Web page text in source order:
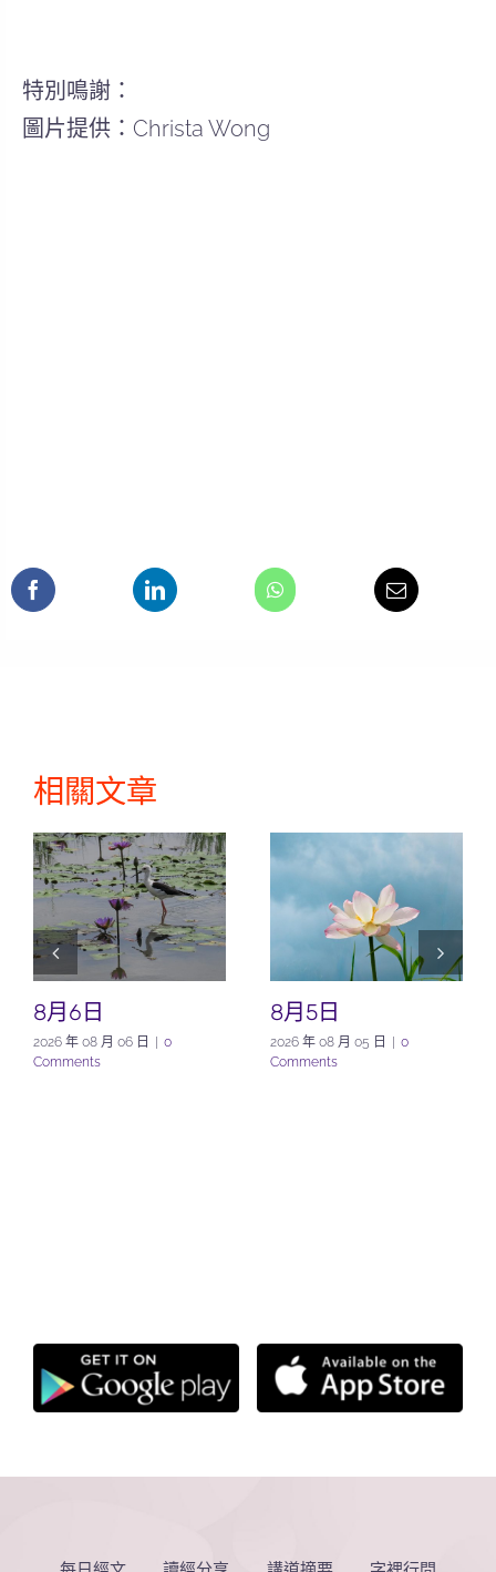
特別鳴謝：
圖片提供：Christa Wong
相關文章
8月6日
2026 年 08 月 06 日 | 0
Comments
8月5日
2026 年 08 月 05 日 | 0
Comments